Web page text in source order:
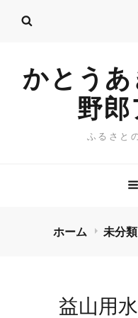
かとう
野郎
ふるさと
ホーム 未分類
益山用